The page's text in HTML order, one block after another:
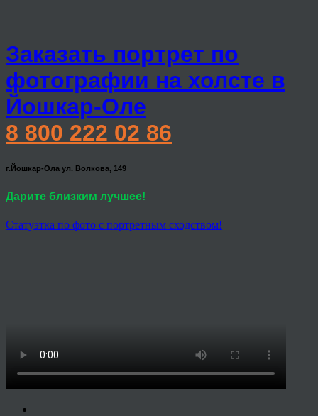
Заказать портрет по
фотографии на холсте в
Йошкар-Оле
8 800 222 02 86
г.Йошкар-Ола ул. Волкова, 149
Дарите близким лучшее!
Статуэтка по фото с портретным сходством!